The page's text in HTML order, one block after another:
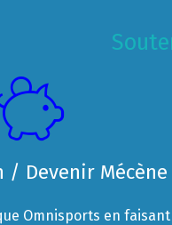
/ Devenir Mécène
Omnisports en